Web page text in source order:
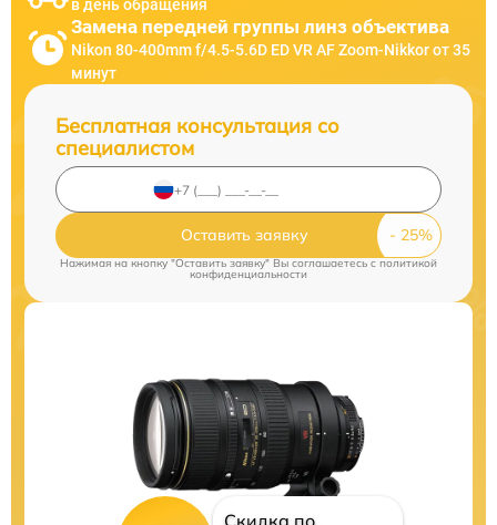
в день обращения
Замена передней группы линз объектива
Nikon 80-400mm f/4.5-5.6D ED VR AF Zoom-Nikkor от 35
минут
Бесплатная консультация со
специалистом
Оставить заявку
Нажимая на кнопку "Оставить заявку" Вы соглашаетесь cполитикой
конфиденциальности
Скидка по